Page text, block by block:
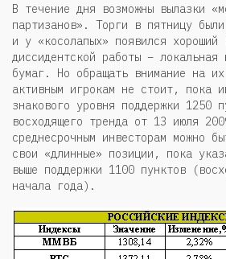
В течение дня возможны вылазки
партизанов». Торги в пятницу
и у «косолапых» появился хороший
диссидентской работы – локальная
бумаг. Но обращать внимание на
активным игрокам не стоит, пока
знакового уровня поддержки 1250
восходящего тренда от 13 июля
среднесрочным инвесторам можно
свои «длинные» позиции, пока
выше поддержки 1100 пунктов
начала года).